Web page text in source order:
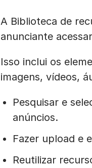
A Biblioteca de
anunciante
Isso inclui os
imagens, vídeos,
Pesquisar e
anúncios.
Fazer upload e
Reutilizar